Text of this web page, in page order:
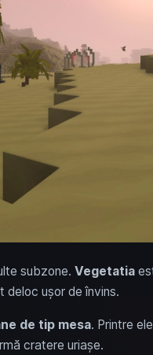
subzone. Vegetatia
deloc ușor de învins.
de tip mesa. Printre
cratere uriașe.